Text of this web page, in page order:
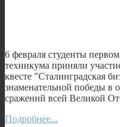
6 февраля студенты
техникума приняли
квесте "Сталинградская
знаменательной победы
сражений всей Великой
Подробнее...